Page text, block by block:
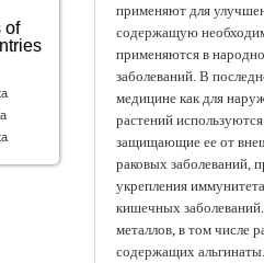
применяют для
содержащую
применяются в
заболеваний. В
медицине как для
растений
защищающие ее от
раковых заболеваний,
укрепления
кишечных
металлов, в том числе
содержащих
of